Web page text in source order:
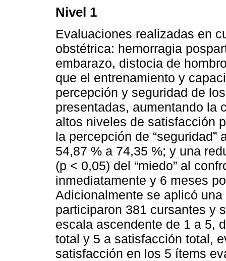
Nivel 1
Evaluaciones realizadas en
obstétrica: hemorragia
embarazo, distocia de
que el entrenamiento y
percepción y seguridad de
presentadas, aumentando la
altos niveles de satisfacción
la percepción de
54,87 % a 74,35 %; y una
(p < 0,05) del “miedo” al
inmediatamente y 6 meses
Adicionalmente se aplicó
participaron 381 cursantes y
escala ascendente de 1 a 5,
total y 5 a satisfacción total,
satisfacción en los 5 ítems